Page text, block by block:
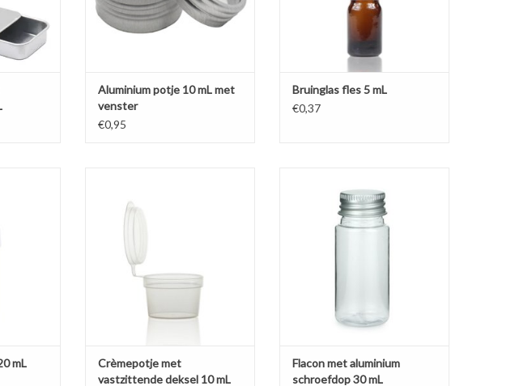
Aluminium potje 10 mL met
venster
€0,95
Bruinglas fles 5 mL
€0,37
mL
ideaal voor cosmeticasamples.
Crèmepotje met
vastzittende deksel 10 mL
voor bijvoorbeeld badolie,
handzeep, lotion en shampoo.
TOEVOEGEN AAN WINKELWAGEN
Flacon met aluminium
schroefdop 30 mL